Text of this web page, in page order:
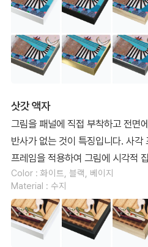
삿갓 액자
그림을 패널에 직접 부착하고 전면
반사가 없는 것이 특징입니다. 사
프레임을 적용하여 그림에 시각적
Color : 화이트, 블랙, 베이지
Material : 수지